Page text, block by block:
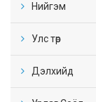
Нийгэм
Улс төр
Дэлхийд